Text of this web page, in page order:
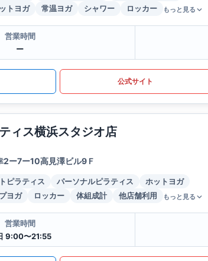
トヨガ 常温ヨガ シャワー ロッカー もっと見る
営業時間
ー
公式サイト
ィス横浜スタジオ店
2ー7ー10高見澤ビル9Ｆ
ピラティス パーソナルピラティス
ホットヨガ
ヨガ ロッカー 体組成計 他店舗利用 もっと見る
営業時間
9:00〜21:55